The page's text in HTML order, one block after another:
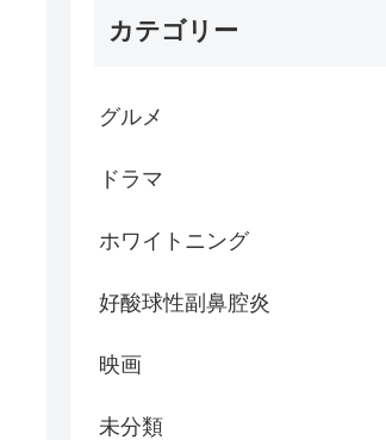
カテゴリー
グルメ
ドラマ
ホワイトニング
好酸球性副鼻腔炎
映画
未分類